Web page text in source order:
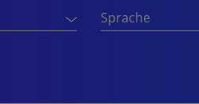
Sprache